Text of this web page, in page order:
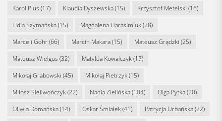
Karol Pius (17) Klaudia Dyszewska(15) Krzysztof Metelski (16)
Lidia Szymańska(15) Magdalena Harasimiuk(28)
Marceli Gohr(66) Marcin Makara(15) Mateusz Grądzki (25)
Mateusz Wielgus (32) Matylda Kowalczyk(17)
Mikołaj Grabowski (45) Mikołaj Pietrzyk(15)
Miłosz Sieliwończyk(22) Nadia Zielińska(104) Olga Pytka(20)
Oliwia Domańska(14) Oskar Śmiałek(41) Patrycja Urbańska(22)